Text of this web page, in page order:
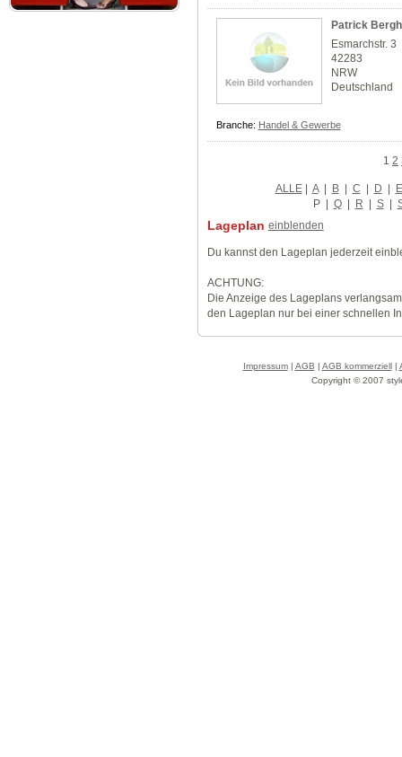
Patrick
Esmarchstr. 3
42283
NRW
Deutschland
Branche: Handel & Gewerbe
1 2
ALLE| A | B | C | D | E
P| Q | R | S |
Lageplan einblenden
Du kannst den Lageplan jederzeit
ACHTUNG:
Die Anzeige des Lageplans
den Lageplan nur bei einer schnellen
Impressum| AGB | AGB kommerziell|
Copyright © 2007